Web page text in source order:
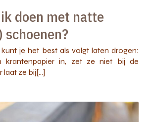
doen met natte
schoenen?
je het best als volgt laten drogen:
krantenpapier in, zet ze niet bij de
laat ze bij[…]